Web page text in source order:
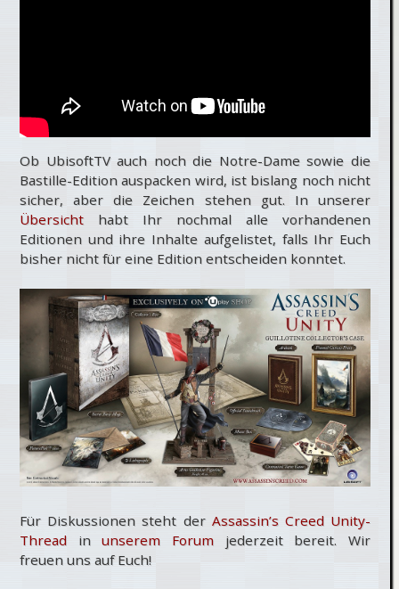
Ob UbisoftTV auch noch die Notre-Dame sowie die
Bastille-Edition auspacken wird, ist bislang noch nicht
sicher, aber die Zeichen stehen gut. In unserer
Übersicht habt Ihr nochmal alle vorhandenen
Editionen und ihre Inhalte aufgelistet, falls Ihr Euch
bisher nicht für eine Edition entscheiden konntet.
Für Diskussionen steht der Assassin’s Creed Unity-
Thread inunserem Forum jederzeit bereit. Wir
freuen uns auf Euch!